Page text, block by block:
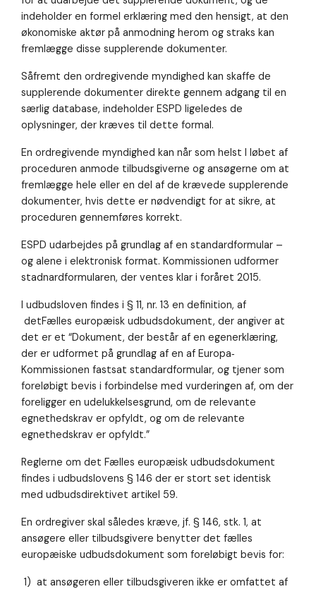
indeholder en formel erklæring med den hensigt, at den
økonomiske aktør på anmodning herom og straks kan
fremlægge disse supplerende dokumenter.
Såfremt den ordregivende myndighed kan skaffe de
supplerende dokumenter direkte gennem adgang til en
særlig database, indeholder ESPD ligeledes de
oplysninger, der kræves til dette formal.
En ordregivende myndighed kan når som helst I løbet af
proceduren anmode tilbudsgiverne og ansøgerne om at
fremlægge hele eller en del af de krævede supplerende
dokumenter, hvis dette er nødvendigt for at sikre, at
proceduren gennemføres korrekt.
ESPD udarbejdes på grundlag af en standardformular –
og alene i elektronisk format. Kommissionen udformer
stadnardformularen, der ventes klar i foråret 2015.
I udbudsloven findes i § 11, nr. 13 en definition, af
detFælles europæisk udbudsdokument, der angiver at
det er et “Dokument, der består af en egenerklæring,
der er udformet på grundlag af en af Europa‐
Kommissionen fastsat standardformular, og tjener som
foreløbigt bevis i forbindelse med vurderingen af, om der
foreligger en udelukkelsesgrund, om de relevante
egnethedskrav er opfyldt, og om de relevante
egnethedskrav er opfyldt.”
Reglerne om det Fælles europæisk udbudsdokument
findes i udbudslovens § 146 der er stort set identisk
med udbudsdirektivet artikel 59.
En ordregiver skal således kræve, jf. § 146, stk. 1, at
ansøgere eller tilbudsgivere benytter det fælles
europæiske udbudsdokument som foreløbigt bevis for:
1) at ansøgeren eller tilbudsgiveren ikke er omfattet af